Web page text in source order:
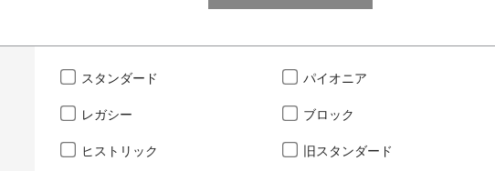
スタンダード パイオニア
レガシー ブロック
ヒストリック 旧スタンダード